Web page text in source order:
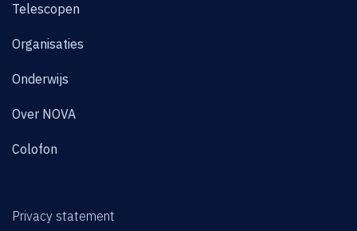
Telescopen
Organisaties
Onderwijs
Over NOVA
Colofon
Privacy statement